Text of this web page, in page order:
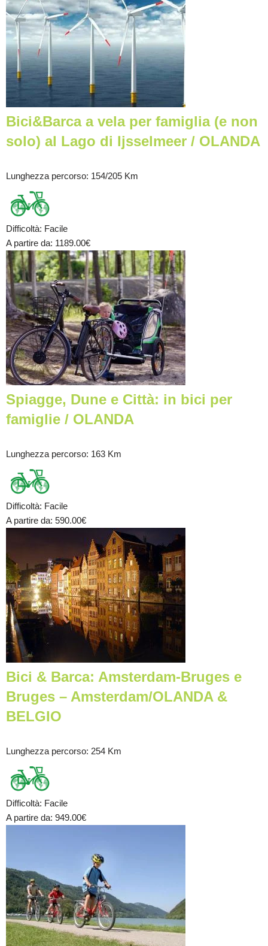
Bici&Barca a vela per famiglia (e non
solo) al Lago di Ijsselmeer / OLANDA
Lunghezza percorso: 154/205 Km
Difficoltà: Facile
A partire da: 1189.00€
Spiagge, Dune e Città: in bici per
famiglie / OLANDA
Lunghezza percorso: 163 Km
Difficoltà: Facile
A partire da: 590.00€
Bici & Barca: Amsterdam-Bruges e
Bruges – Amsterdam/OLANDA &
BELGIO
Lunghezza percorso: 254 Km
Difficoltà: Facile
A partire da: 949.00€